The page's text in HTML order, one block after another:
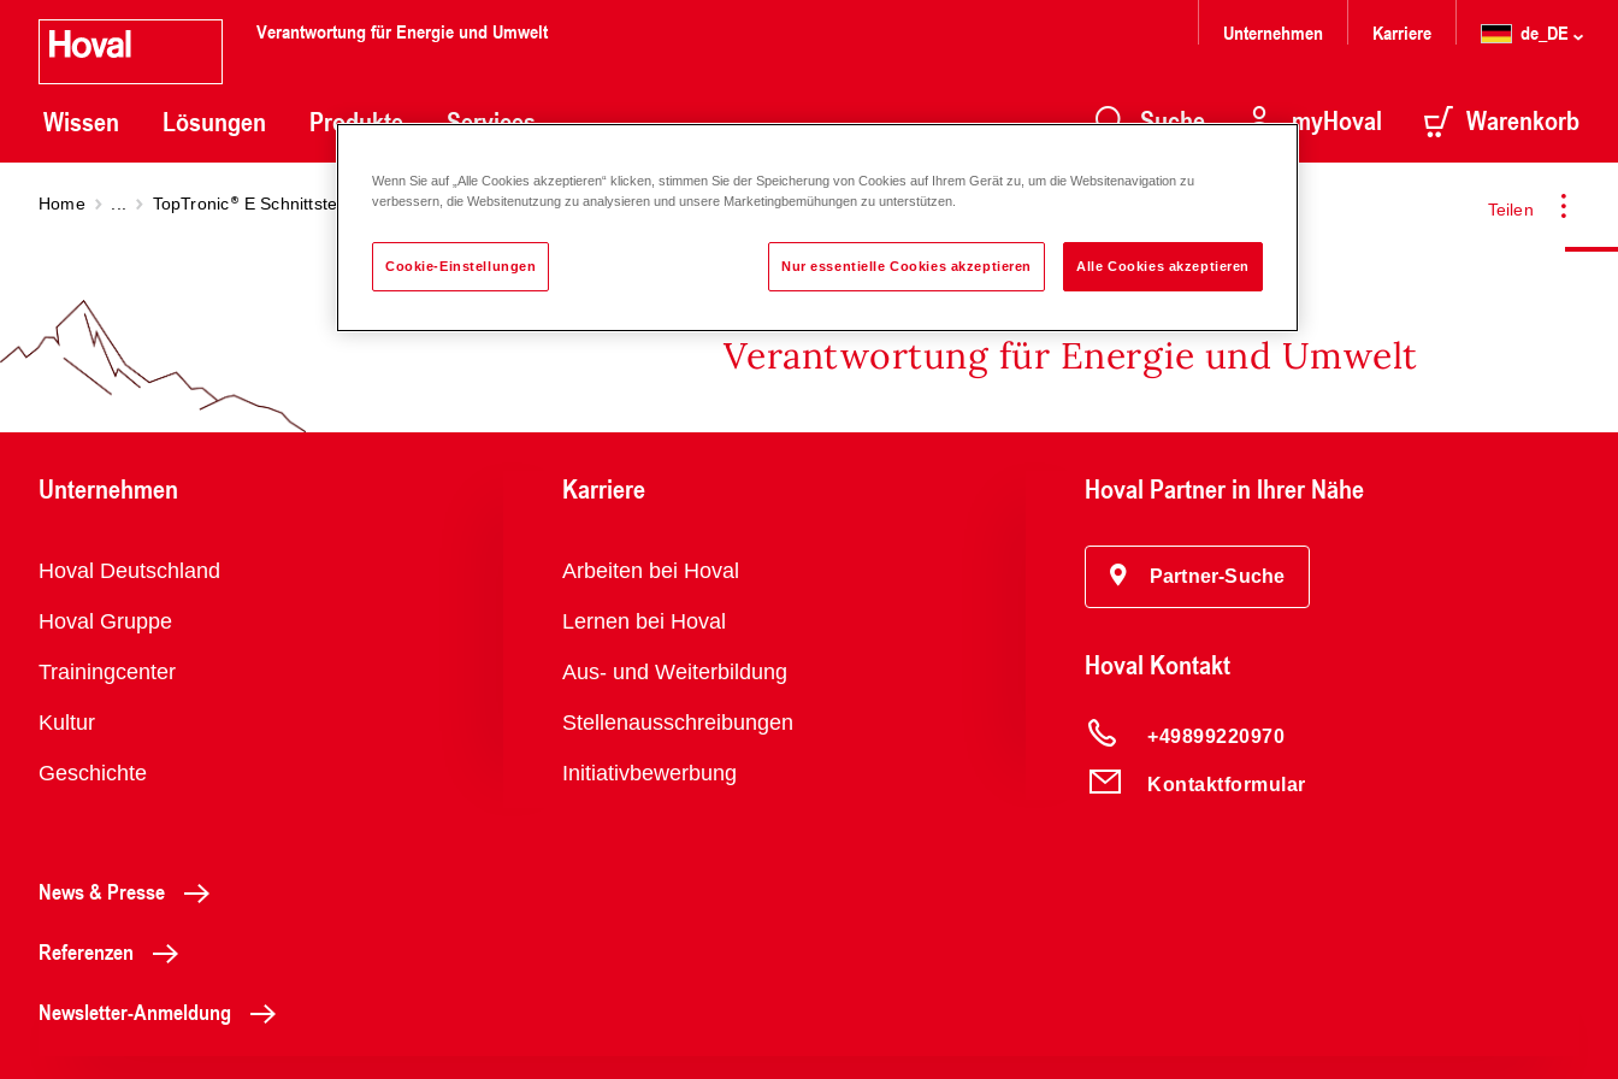
Verantwortung für Energie und Umwelt
Wissen Lösungen Produkte Services
Unternehmen Karriere de_DE
Suche myHoval Warenkorb
Teilen
Home TopTronic E SchnittstellenModule HovalConnect LAN
Verantwortung für Energie und Umwelt
Unternehmen
Übersicht
Hoval Deutschland
Hoval Gruppe
Trainingcenter
Kultur
Geschichte
Karriere
Übersicht
Arbeiten bei Hoval
Lernen bei Hoval
Aus- und Weiterbildung
Stellenausschreibungen
Initiativbewerbung
Hoval Partner in Ihrer Nähe
Partner-Suche
Hoval Kontakt
+49899220970
Kontaktformular
News & Presse
Referenzen
Newsletter-Anmeldung
Wenn Sie auf „Alle Cookies akzeptieren“ klicken, stimmen Sie der Speicherung von Cookies auf Ihrem Gerät zu, um die Websitenavigation zu
verbessern, die Websitenutzung zu analysieren und unsere Marketingbemühungen zu unterstützen.
Cookie-Einstellungen Nur essentielle Cookies akzeptieren Alle Cookies akzeptieren